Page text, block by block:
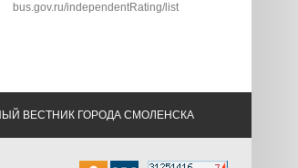
bus.gov.ru/independentRating/list
ВЕСТНИК ГОРОДА СМОЛЕНСКА